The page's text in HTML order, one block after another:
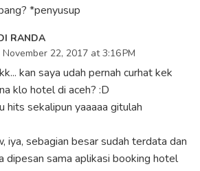
*penyusup
RANDA
November 22, 2017 at 3:16 PM
kan saya udah pernah curhat kek
klo hotel di aceh? :D
hits sekalipun yaaaaa gitulah
iya, sebagian besar sudah terdata dan
dipesan sama aplikasi booking hotel